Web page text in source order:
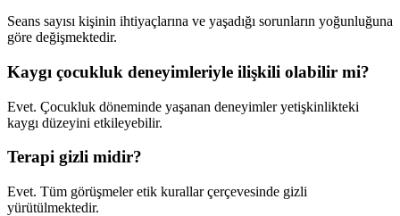
Seans sayısı kişinin ihtiyaçlarına ve yaşadığı sorunların yoğunluğuna
göre değişmektedir.
Kaygı çocukluk deneyimleriyle ilişkili olabilir mi?
Evet. Çocukluk döneminde yaşanan deneyimler yetişkinlikteki
kaygı düzeyini etkileyebilir.
Terapi gizli midir?
Evet. Tüm görüşmeler etik kurallar çerçevesinde gizli
yürütülmektedir.